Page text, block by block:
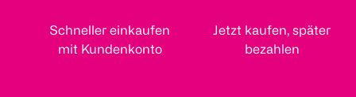
Schneller einkaufen
mit Kundenkonto
Jetzt kaufen, später
bezahlen